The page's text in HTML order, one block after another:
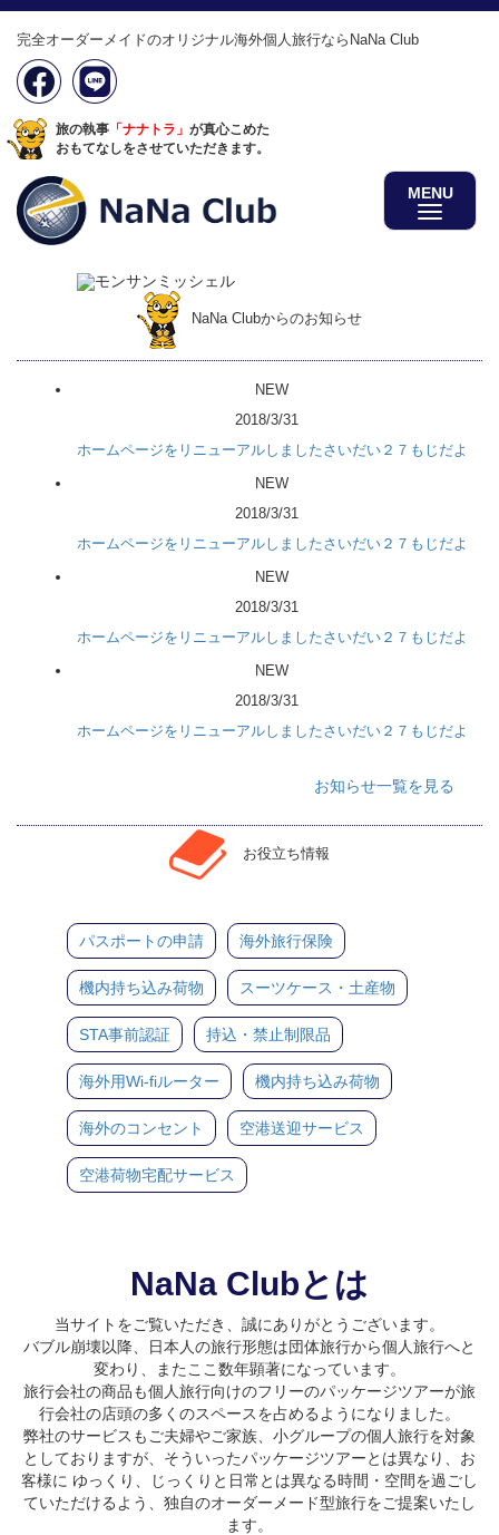
完全オーダーメイドのオリジナル海外個人旅行ならNaNa Club
旅の執事 「ナナトラ」 が真心こめた
おもてなしをさせていただきます。
MENU
NaNa Clubからのお知らせ
NEW
2018/3/31
ホームページをリニューアルしましたさいだい２７もじだよ
NEW
2018/3/31
ホームページをリニューアルしましたさいだい２７もじだよ
NEW
2018/3/31
ホームページをリニューアルしましたさいだい２７もじだよ
NEW
2018/3/31
ホームページをリニューアルしましたさいだい２７もじだよ
お知らせ一覧を見る
お役立ち情報
パスポートの申請 海外旅行保険
機内持ち込み荷物 スーツケース・土産物
STA事前認証 持込・禁止制限品
海外用Wi-fiルーター 機内持ち込み荷物
海外のコンセント 空港送迎サービス
空港荷物宅配サービス
NaNa Clubとは
当サイトをご覧いただき、誠にありがとうございます。
バブル崩壊以降、日本人の旅行形態は団体旅行から個人旅行へと
変わり、またここ数年顕著になっています。
旅行会社の商品も個人旅行向けのフリーのパッケージツアーが旅
行会社の店頭の多くのスペースを占めるようになりました。
弊社のサービスもご夫婦やご家族、小グループの個人旅行を対象
としておりますが、そういったパッケージツアーとは異なり、お
客様に ゆっくり、じっくりと日常とは異なる時間・空間を過ごし
ていただけるよう、独自のオーダーメード型旅行をご提案いたし
ます。